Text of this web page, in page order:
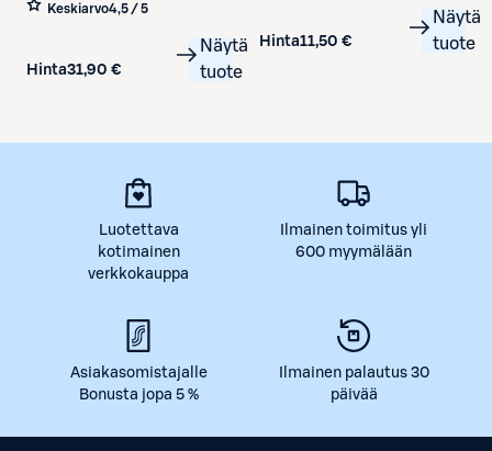
Keskiarvo4,5 / 5
Hinta31,90 €
Näytä
tuote
Hinta11,50 €
Näytä
tuote
Luotettava
kotimainen
verkkokauppa
Ilmainen toimitus yli
600 myymälään
Asiakasomistajalle
Bonusta jopa 5 %
Ilmainen palautus 30
päivää